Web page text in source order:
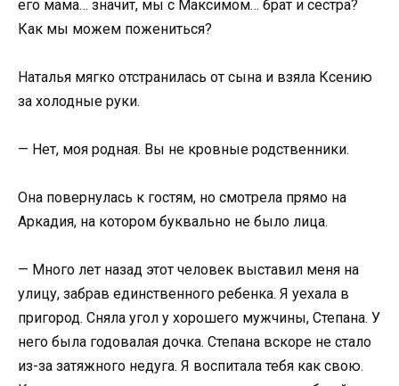
его мама… значит, мы с Максимом… брат и сестра?
Как мы можем пожениться?
Наталья мягко отстранилась от сына и взяла Ксению
за холодные руки.
— Нет, моя родная. Вы не кровные родственники.
Она повернулась к гостям, но смотрела прямо на
Аркадия, на котором буквально не было лица.
— Много лет назад этот человек выставил меня на
улицу, забрав единственного ребенка. Я уехала в
пригород. Сняла угол у хорошего мужчины, Степана. У
него была годовалая дочка. Степана вскоре не стало
из-за затяжного недуга. Я воспитала тебя как свою.